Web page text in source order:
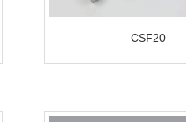
CSF20